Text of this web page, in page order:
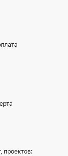
проектов: